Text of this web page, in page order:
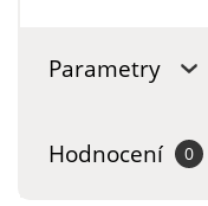
Parametry
Hodnocení 0